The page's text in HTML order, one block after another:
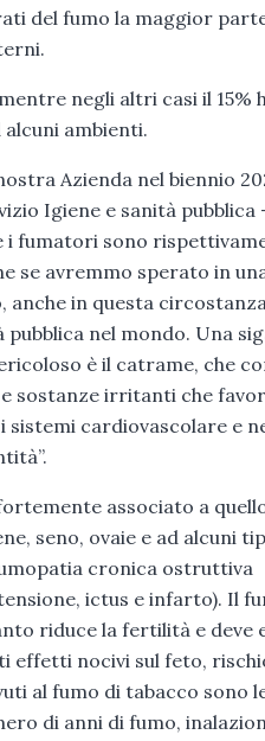
del fumo la maggior
negli altri casi il 15%
ambienti.
Azienda nel biennio
Igiene e sanità pubblica
i fumatori sono
se avremmo sperato in
in questa
nel mondo. Una
è il catrame, che
sostanze irritanti che
sistemi cardiovascolare e
associato a
seno, ovaie e ad alcuni
cronica ostruttiva
ictus e infarto). Il
riduce la fertilità e deve
effetti nocivi sul feto,
al fumo di tabacco sono
di anni di fumo,